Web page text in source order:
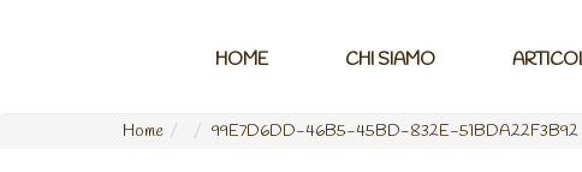
HOME CHI SIAMO
Home 99E7D6DD-46B5-45BD-832E-51BDA22F3B92